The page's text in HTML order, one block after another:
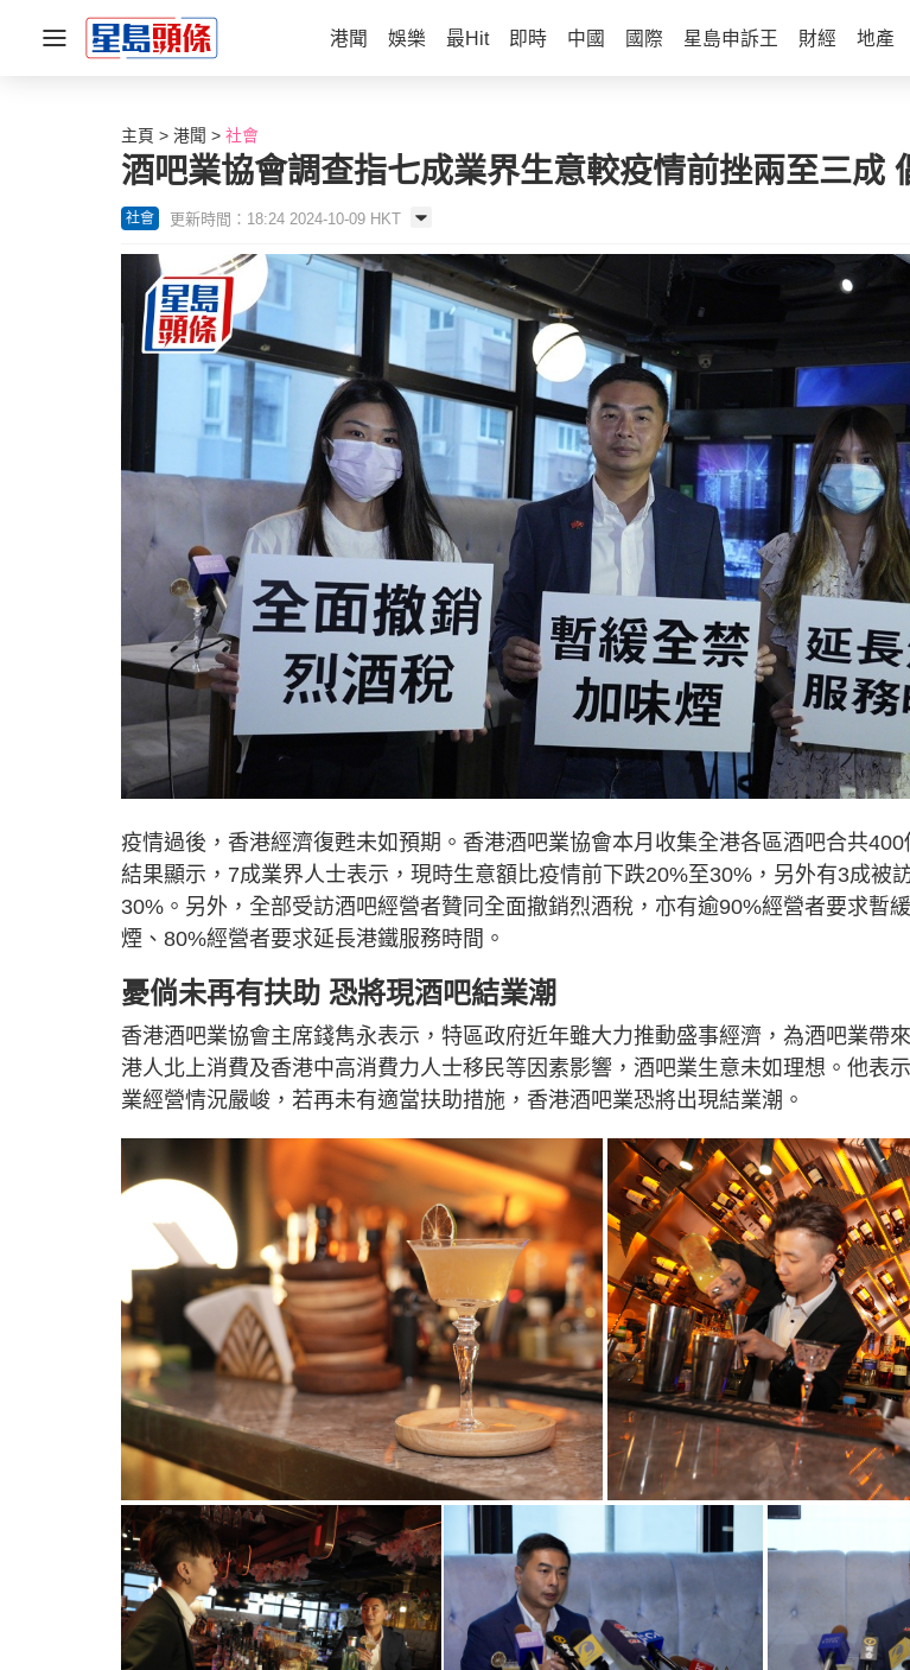
港聞 娛樂 最Hit 即時 中國 國際 星島申訴王 財經 地產
主頁 港聞 社會
酒吧業協會調查指七成業界生意較疫情前挫兩至三成
社會 更新時間：18:24 2024-10-09 HKT
疫情過後，香港經濟復甦未如預期。香港酒吧業協會本月收集全港各區酒吧合共400
結果顯示，7成業界人士表示，現時生意額比疫情前下跌20%至30%，另外有3成被
30%。另外，全部受訪酒吧經營者贊同全面撤銷烈酒稅，亦有逾90%經營者要求暫
煙、80%經營者要求延長港鐵服務時間。
憂倘未再有扶助 恐將現酒吧結業潮
香港酒吧業協會主席錢雋永表示，特區政府近年雖大力推動盛事經濟，為酒吧業帶
港人北上消費及香港中高消費力人士移民等因素影響，酒吧業生意未如理想。他表
業經營情況嚴峻，若再未有適當扶助措施，香港酒吧業恐將出現結業潮。